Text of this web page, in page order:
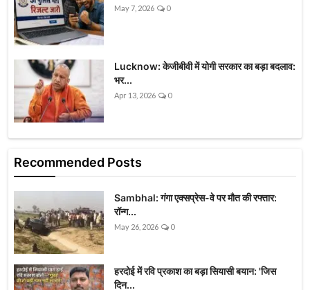
May 7, 2026 0
Lucknow: केजीबीवी में योगी सरकार का बड़ा बदलाव:
भर...
Apr 13, 2026 0
Recommended Posts
Sambhal: गंगा एक्सप्रेस-वे पर मौत की रफ्तार:
रॉन्ग...
May 26, 2026 0
हरदोई में रवि प्रकाश का बड़ा सियासी बयान: 'जिस
दिन...